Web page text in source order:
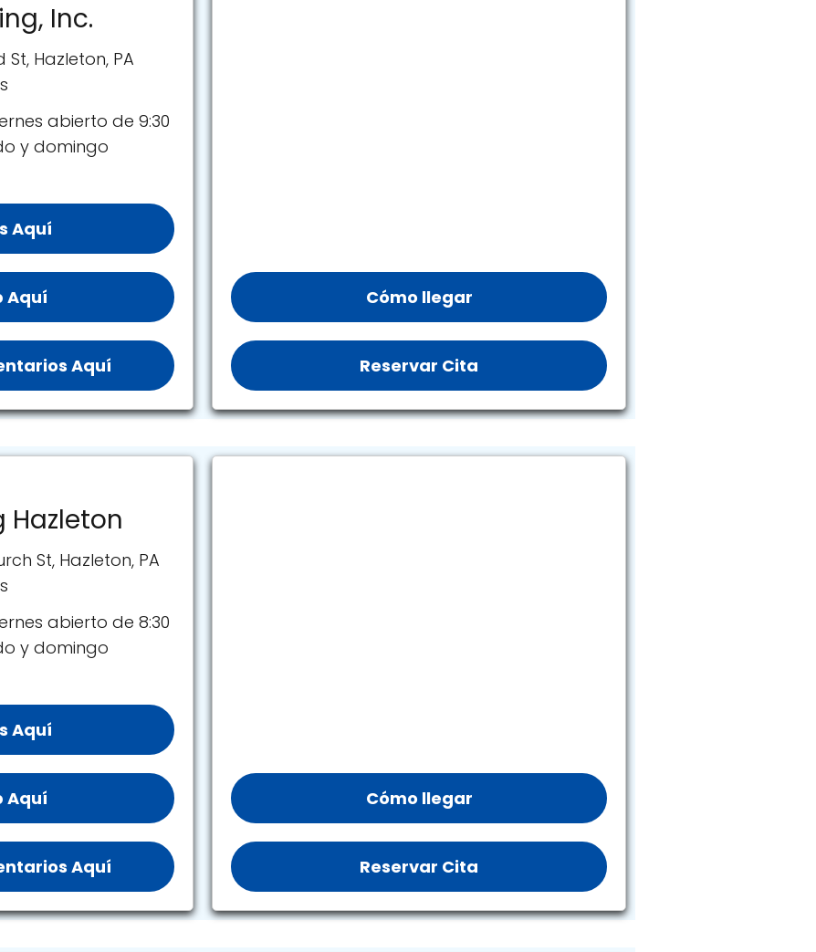
Inc.
St, Hazleton, PA
abierto de 9:30
y domingo
Aquí
Aquí
Aquí
Cómo llegar
Reservar Cita
Hazleton
St, Hazleton, PA
abierto de 8:30
y domingo
Aquí
Aquí
Aquí
Cómo llegar
Reservar Cita